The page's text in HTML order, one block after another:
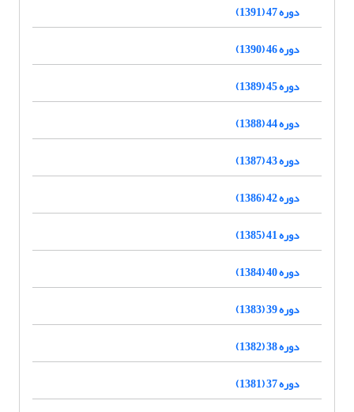
دوره 47 (1391)
دوره 46 (1390)
دوره 45 (1389)
دوره 44 (1388)
دوره 43 (1387)
دوره 42 (1386)
دوره 41 (1385)
دوره 40 (1384)
دوره 39 (1383)
دوره 38 (1382)
دوره 37 (1381)